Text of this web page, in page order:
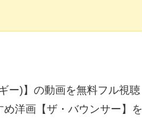
ー)】の動画を無料フル視聴
洋画【ザ・バウンサー】を